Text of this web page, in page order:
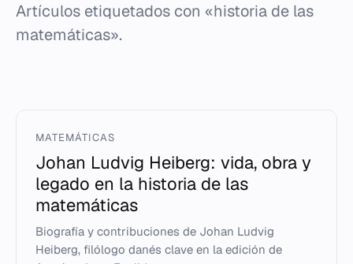
Artículos etiquetados con «historia de las
matemáticas».
MATEMÁTICAS
Johan Ludvig Heiberg: vida, obra y
legado en la historia de las
matemáticas
Biografía y contribuciones de Johan Ludvig
Heiberg, filólogo danés clave en la edición de